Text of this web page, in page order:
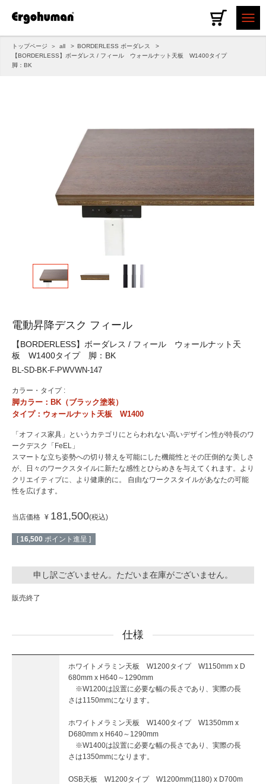
トップページ all
BORDERLESS ボーダレス
【BORDERLESS】ボーダレス / フィール ウォールナット天板 W1400タイプ
脚：BK
電動昇降デスク フィール
【BORDERLESS】ボーダレス / フィール ウォールナット天
板 W1400タイプ 脚：BK
BL-SD-BK-F-PWVWN-147
カラー・タイプ :
脚カラー：BK（ブラック塗装）
タイプ：ウォールナット天板 W1400
「オフィス家具」というカテゴリにとらわれない高いデザイン性が特長のワ
ークデスク「FeEL」
スマートな立ち姿勢への切り替えを可能にした機能性とその圧倒的な美しさ
が、日々のワークスタイルに新たな感性とひらめきを与えてくれます。より
クリエイティブに、より健康的に。 自由なワークスタイルがあなたの可能
性を広げます。
当店価格 ¥ 181,500 税込
[ 16,500 ポイント進呈 ]
申し訳ございません。ただいま在庫がございません。
販売終了
仕様
ホワイトメラミン天板 W1200タイプ W1150mm x D
680mm x H640～1290mm
※W1200は設置に必要な幅の長さであり、実際の長
さは1150mmになります。
ホワイトメラミン天板 W1400タイプ W1350mm x
D680mm x H640～1290mm
※W1400は設置に必要な幅の長さであり、実際の長
さは1350mmになります。
OSB天板 W1200タイプ W1200mm(1180) x D700m